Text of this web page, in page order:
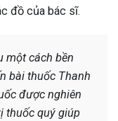
đồ của bác sĩ.
một cách bền
bài thuốc Thanh
được nghiên
thuốc quý giúp